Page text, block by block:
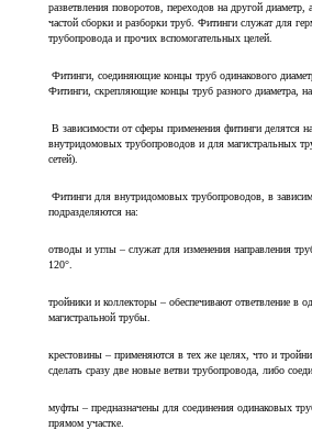
разветвления поворотов, переходов на другой диаметр,
частой сборки и разборки труб. Фитинги служат для
трубопровода и прочих вспомогательных целей.
Фитинги, соединяющие концы труб одинакового
Фитинги, скрепляющие концы труб разного диаметра,
В зависимости от сферы применения фитинги делятся
внутридомовых трубопроводов и для магистральных
сетей).
Фитинги для внутридомовых трубопроводов, в
подразделяются на:
отводы и углы – служат для изменения направления
120°.
тройники и коллекторы – обеспечивают ответвление в
магистральной трубы.
крестовины – применяются в тех же целях, что и
сделать сразу две новые ветви трубопровода, либо
муфты – предназначены для соединения одинаковых
прямом участке.